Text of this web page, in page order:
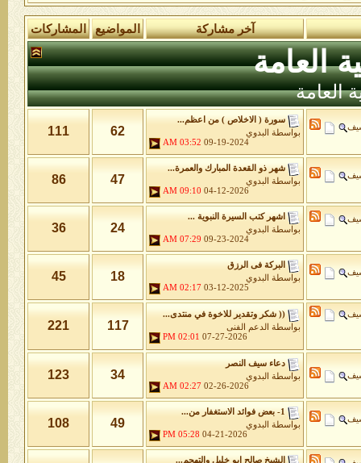
آخر مشاركة المواضيع المشاركات
العامة
العامة
سورة ( الاخلاص ) من اعظم...
بواسطة
البدوي
09-19-2024
03:52 AM
62
111
شهر ذو القعدة المبارك والعمرة...
بواسطة
البدوي
04-12-2026
09:10 AM
47
86
اشهر كتب السيرة النبوية ...
بواسطة
البدوي
09-23-2024
07:29 AM
24
36
البركة فى الرزق
بواسطة
البدوي
03-12-2025
02:17 AM
18
45
(( شكر وتقدير للاخوة في منتدى...
بواسطة
الدعم الفنى
07-27-2026
02:01 PM
117
221
دعاء سيف النصر
بواسطة
البدوي
02-26-2026
02:27 AM
34
123
1- بعض فوائد الاستغفار من...
بواسطة
البدوي
04-21-2026
05:28 PM
49
108
الشيخ صالح ابو خليل والتهجم...